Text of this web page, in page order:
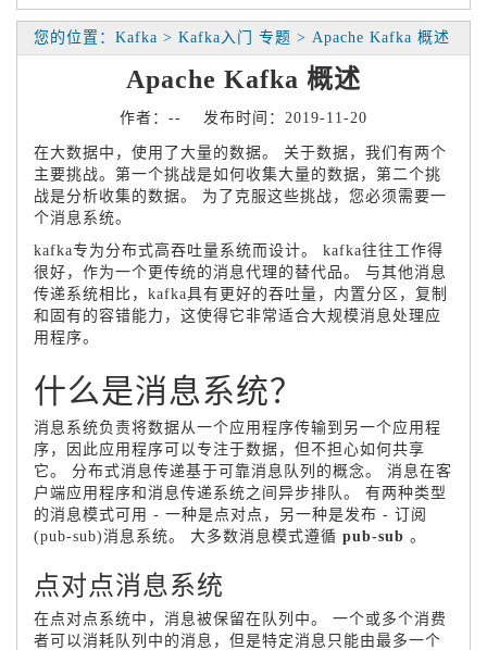
您的位置：Kafka > Kafka入门 专题 > Apache Kafka 概述
Apache Kafka 概述
作者：-- 发布时间：2019-11-20
在大数据中，使用了大量的数据。
关于数据，我们有两个
主要挑战。第一个挑战是如何收集大量的数据，第二个挑
战是分析收集的数据。
为了克服这些挑战，您必须需要一
个消息系统。
kafka专为分布式高吞吐量系统而设计。
kafka往往工作得
很好，作为一个更传统的消息代理的替代品。
与其他消息
传递系统相比，kafka具有更好的吞吐量，内置分区，复制
和固有的容错能力，这使得它非常适合大规模消息处理应
用程序。
什么是消息系统？
消息系统负责将数据从一个应用程序传输到另一个应用程
序，因此应用程序可以专注于数据，但不担心如何共享
它。
分布式消息传递基于可靠消息队列的概念。
消息在客
户端应用程序和消息传递系统之间异步排队。
有两种类型
的消息模式可用 - 一种是点对点，另一种是发布 - 订阅
(pub-sub)消息系统。
大多数消息模式遵循 pub-sub 。
点对点消息系统
在点对点系统中，消息被保留在队列中。
一个或多个消费
者可以消耗队列中的消息，但是特定消息只能由最多一个